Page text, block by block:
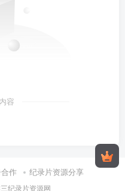
容
作 纪录片资源分享
纪录片资源网